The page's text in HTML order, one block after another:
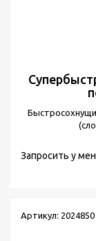
Запросить у
Артикул: 2024850